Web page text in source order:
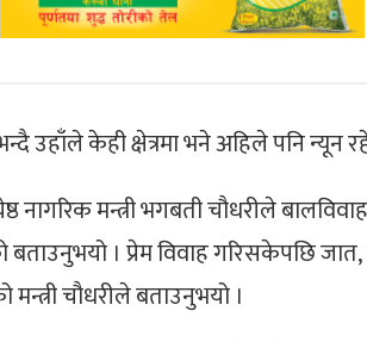
उहाँले केही क्षेत्रमा भनेअहिले पनि न्यून
नागरिक मन्त्री भगबती चौधरीले
। प्रेमविवाह गरिसकेपछि जात,
मन्त्री चौधरीले बताउनुभयो ।